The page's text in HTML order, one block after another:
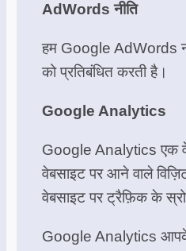
AdWords नीति
हम Google AdWords
को प्रतिबंधित करती है।
Google Analytics
Google Analytics एक
वेबसाइट पर आने वाले
वेबसाइट पर ट्रैफ़िक के
Google Analytics आपके